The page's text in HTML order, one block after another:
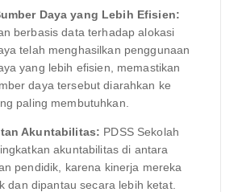
Daya yang Lebih Efisien:
berbasis data terhadap alokasi
telah menghasilkan penggunaan
yang lebih efisien, memastikan
daya tersebut diarahkan ke
paling membutuhkan.
Akuntabilitas: PDSS Sekolah
akuntabilitas di antara
pendidik, karena kinerja mereka
dan dipantau secara lebih ketat.